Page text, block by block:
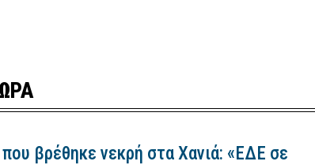
βρέθηκε νεκρή στα Χανιά: «ΕΔΕ σε